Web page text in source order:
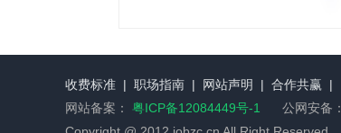
收费标准 | 职场指南 | 网站声明 | 合作共赢 |
网站备案： 粤ICP备12084449号-1 公网安备：